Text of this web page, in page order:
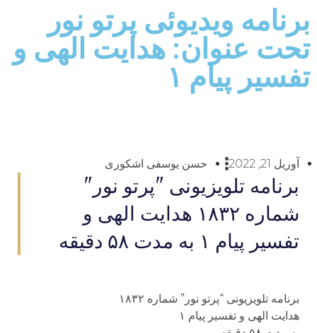
برنامه ویدیوئى پرتو نور
تحت عنوان: هدایت الهی و
تفسير پيام ۱
آوریل 21, 2022 حسن یوسفی اشکوری
برنامه تلويزيونى "پرتو نور"
شماره ۱۸۳۲ هدایت الهی و
تفسير پيام ۱ به مدت ۵۸ دقيقه
برنامه تلويزيونى “پرتو نور” شماره ۱۸۳۲
هدایت الهی و تفسير پيام ۱